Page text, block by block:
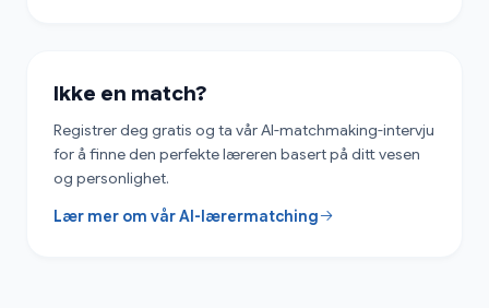
Ikke en match?
Registrer deg gratis og ta vår AI-matchmaking-intervju
for å finne den perfekte læreren basert på ditt vesen
og personlighet.
Lær mer om vår AI-lærermatching